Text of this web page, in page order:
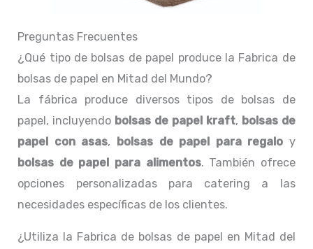
Preguntas Frecuentes
¿Qué tipo de bolsas de papel produce la Fabrica de
bolsas de papel en Mitad del Mundo?
La fábrica produce diversos tipos de bolsas de
papel, incluyendo bolsas de papel kraft, bolsas de
papel con asas, bolsas de papel para regalo y
bolsas de papel para alimentos. También ofrece
opciones personalizadas para catering a las
necesidades específicas de los clientes.
¿Utiliza la Fabrica de bolsas de papel en Mitad del